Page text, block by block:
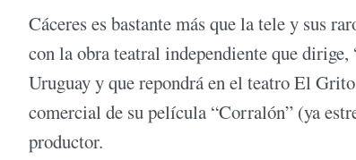
Cáceres es bastante más que la tele y sus
con la obra teatral independiente que
Uruguay y que repondrá en el teatro El
comercial de su película “Corralón” (ya
productor.